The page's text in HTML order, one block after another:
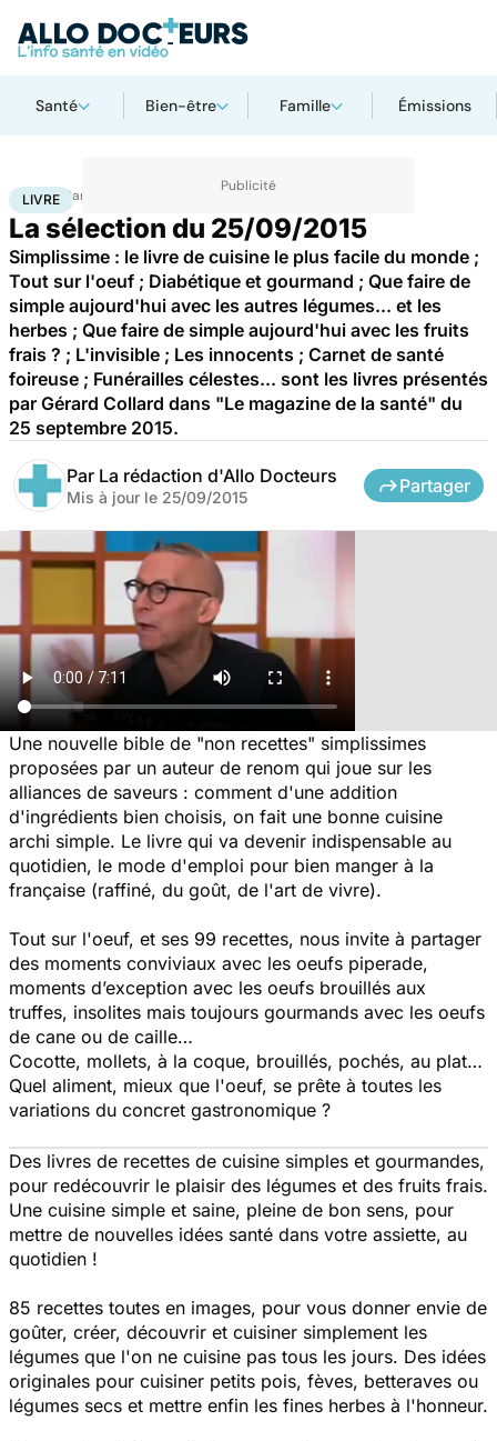
Santé Bien-être Famille Émissions
Accueil Santé
LIVRE
La sélection du 25/09/2015
Simplissime : le livre de cuisine le plus facile du monde ;
Tout sur l'oeuf ; Diabétique et gourmand ; Que faire de
simple aujourd'hui avec les autres légumes... et les
herbes ; Que faire de simple aujourd'hui avec les fruits
frais ? ; L'invisible ; Les innocents ; Carnet de santé
foireuse ; Funérailles célestes... sont les livres présentés
par Gérard Collard dans "Le magazine de la santé" du
25 septembre 2015.
Par La rédaction d'Allo Docteurs
Mis à jour le 25/09/2015
Partager
Une nouvelle bible de "non recettes" simplissimes
proposées par un auteur de renom qui joue sur les
alliances de saveurs : comment d'une addition
d'ingrédients bien choisis, on fait une bonne cuisine
archi simple. Le livre qui va devenir indispensable au
quotidien, le mode d'emploi pour bien manger à la
française (raffiné, du goût, de l'art de vivre).
Tout sur l'oeuf, et ses 99 recettes, nous invite à partager
des moments conviviaux avec les oeufs piperade,
moments d’exception avec les oeufs brouillés aux
truffes, insolites mais toujours gourmands avec les oeufs
de cane ou de caille…
Cocotte, mollets, à la coque, brouillés, pochés, au plat…
Quel aliment, mieux que l'oeuf, se prête à toutes les
variations du concret gastronomique ?
Des livres de recettes de cuisine simples et gourmandes,
pour redécouvrir le plaisir des légumes et des fruits frais.
Une cuisine simple et saine, pleine de bon sens, pour
mettre de nouvelles idées santé dans votre assiette, au
quotidien !
85 recettes toutes en images, pour vous donner envie de
goûter, créer, découvrir et cuisiner simplement les
légumes que l'on ne cuisine pas tous les jours. Des idées
originales pour cuisiner petits pois, fèves, betteraves ou
légumes secs et mettre enfin les fines herbes à l'honneur.